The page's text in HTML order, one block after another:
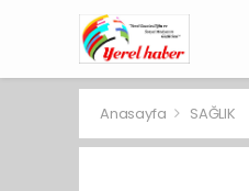
Anasayfa SAĞLIK